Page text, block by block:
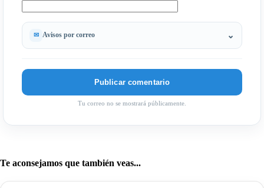
Avisos por correo
Tu correo no se mostrará públicamente.
Te aconsejamos que también veas...